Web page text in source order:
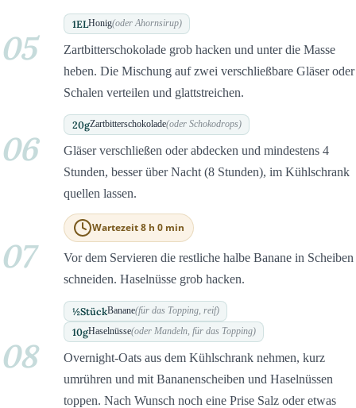
1ELHonig(oder Ahornsirup)
05
Zartbitterschokolade grob hacken und unter die Masse
heben. Die Mischung auf zwei verschließbare Gläser oder
Schalen verteilen und glattstreichen.
20gZartbitterschokolade(oder Schokodrops)
06
Gläser verschließen oder abdecken und mindestens 4
Stunden, besser über Nacht (8 Stunden), im Kühlschrank
quellen lassen.
Wartezeit 8 h 0 min
07
Vor dem Servieren die restliche halbe Banane in Scheiben
schneiden. Haselnüsse grob hacken.
½StückBanane(für das Topping, reif)
10gHaselnüsse(oder Mandeln, für das Topping)
08
Overnight-Oats aus dem Kühlschrank nehmen, kurz
umrühren und mit Bananenscheiben und Haselnüssen
toppen. Nach Wunsch noch eine Prise Salz oder etwas